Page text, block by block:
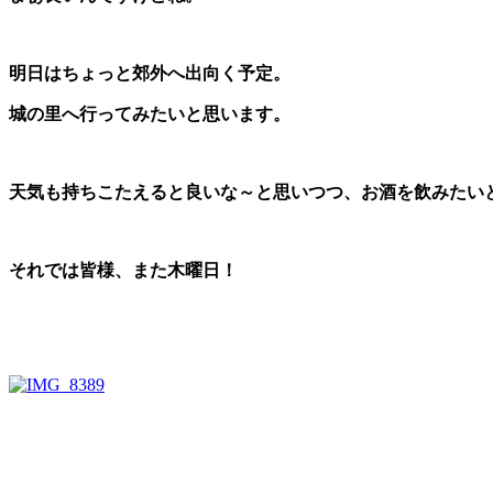
明日はちょっと郊外へ出向く予定。
城の里へ行ってみたいと思います。
天気も持ちこたえると良いな～と思いつつ、お酒を飲みたい
それでは皆様、また木曜日！